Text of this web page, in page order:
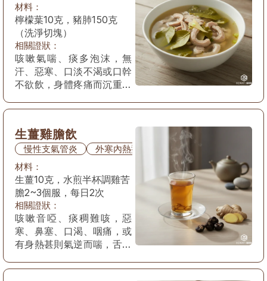
材料：
檸檬葉10克，豬肺150克
（洗淨切塊）
相關證狀：
咳嗽氣喘、痰多泡沫，無
汗、惡寒、口淡不渴或口幹
不欲飲，身體疼痛而沉重、
白滑，脈弦緊。
生薑雞膽飲
慢性支氣管炎
外寒內熱型
材料：
生薑10克，水煎半杯調雞苦
膽2~3個服，每日2次
相關證狀：
咳嗽音啞、痰稠難咳，惡
寒、鼻塞、口渴、咽痛，或
有身熱甚則氣逆而喘，舌尖
數。